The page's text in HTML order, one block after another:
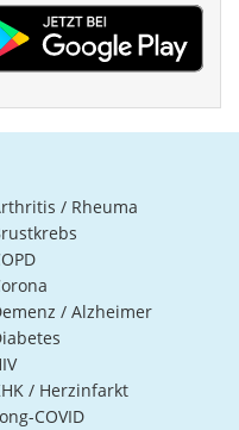
/ Rheuma
/ Alzheimer
/ Herzinfarkt
COVID